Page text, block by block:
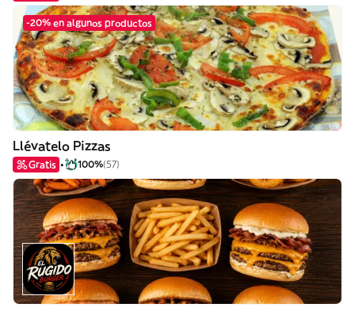
-20% en algunos productos
Llévatelo Pizzas
Gratis 100%(57)